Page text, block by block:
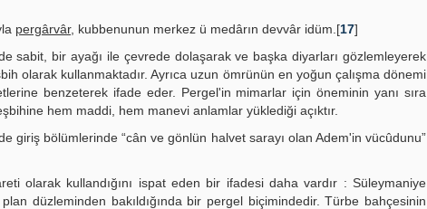
pergârvâr, kubbenunun merkez ü medârın devvâr idüm.[17]
sabit, bir ayağı ile çevrede dolaşarak ve başka diyarları gözlemleyerek
olarak kullanmaktadır. Ayrıca uzun ömrünün en yoğun çalışma dönemi
benzeterek ifade eder. Pergel'in mimarlar için öneminin yanı sıra
hem maddi, hem manevi anlamlar yüklediği açıktır.
giriş bölümlerinde “cân ve gönlün halvet sarayı olan Adem'in vücûdunu”
olarak kullandığını ispat eden bir ifadesi daha vardır : Süleymaniye
düzleminden bakıldığında bir pergel biçimindedir. Türbe bahçesinin